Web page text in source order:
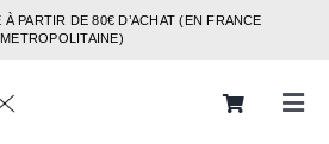
PARTIR DE 80€ D’ACHAT (EN FRANCE
METROPOLITAINE)